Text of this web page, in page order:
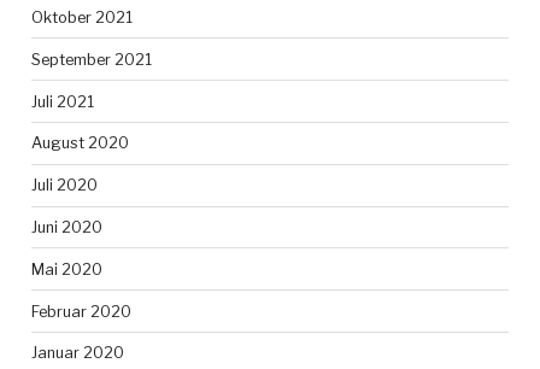
Oktober 2021
September 2021
Juli 2021
August 2020
Juli 2020
Juni 2020
Mai 2020
Februar 2020
Januar 2020